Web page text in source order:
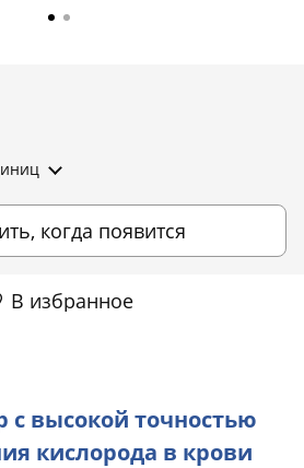
когда появится
В избранное
с высокой точностью
кислорода в крови